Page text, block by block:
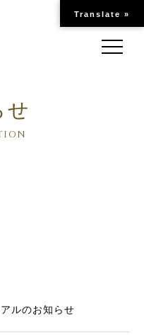
せ
ルのお知らせ
Translate »